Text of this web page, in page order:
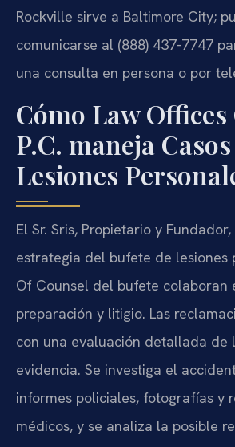
Rockville sirve a Baltimore City;
comunicarse al (888) 437-7747
una consulta en persona o por
Cómo Law Offices
P.C. maneja
Lesiones
El Sr. Sris, Propietario y
estrategia del bufete de lesiones
Of Counsel del bufete colaboran
preparación y litigio. Las
con una evaluación detallada de
evidencia. Se investiga el
informes policiales, fotografías y
médicos, y se analiza la posible